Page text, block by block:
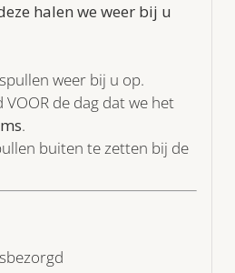
halen we weer bij u
weer bij u op.
de dag dat we het
.
buiten te zetten bij de